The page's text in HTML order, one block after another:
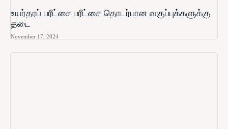
உயர்தரப் பரீட்சை பரீட்சை தொடர்பான வகுப்புக்களுக்கு
தடை
November 17, 2024